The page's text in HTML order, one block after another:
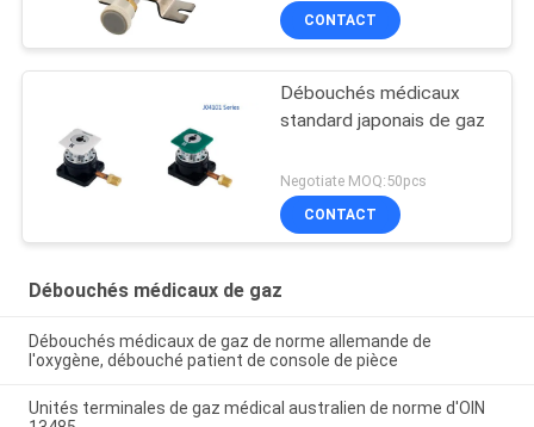
CONTACT
Débouchés médicaux
standard japonais de gaz
Negotiate MOQ:50pcs
CONTACT
Débouchés médicaux de gaz
Débouchés médicaux de gaz de norme allemande de
l'oxygène, débouché patient de console de pièce
Unités terminales de gaz médical australien de norme d'OIN